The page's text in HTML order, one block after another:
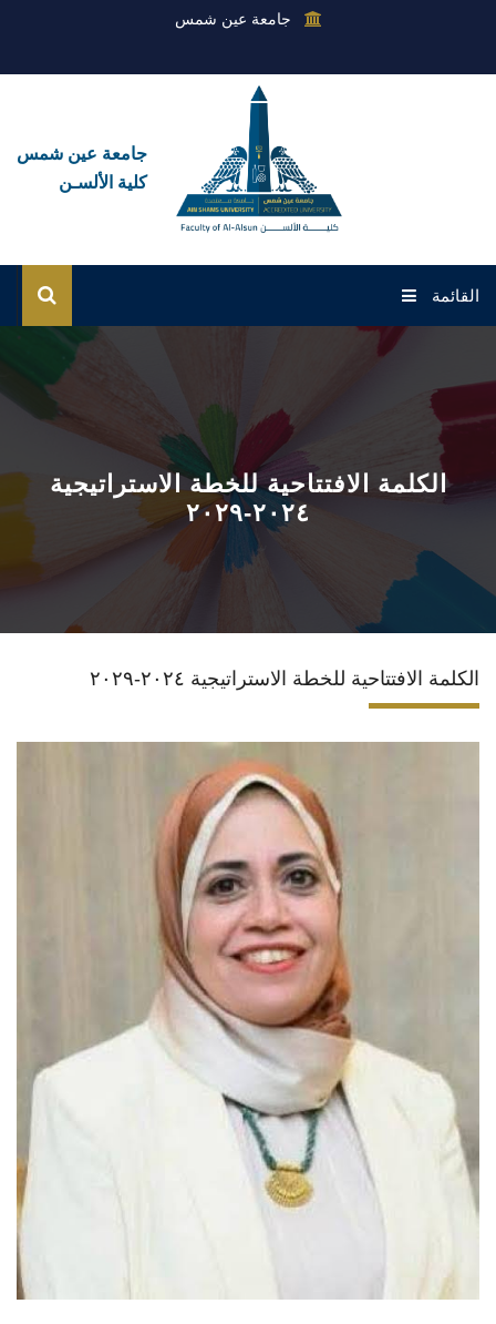
جامعة عين شمس
جامعة عين شمس
كلية الألسـن
القائمة
عن الكلية
القطاعات
الكلمة الافتتاحية للخطة الاستراتيجية ٢٠٢٤-٢٠٢٩
الكلمة الافتتاحية للخطة الاستراتيجية
٢٠٢٤-٢٠٢٩
الكلمة الافتتاحية للخطة الاستراتيجية ٢٠٢٤-٢٠٢٩